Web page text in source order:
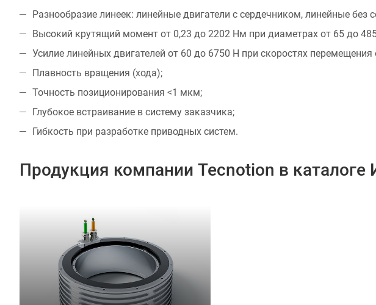
Разнообразие линеек: линейные двигатели с сердечником, линейные
Высокий крутящий момент от 0,23 до 2202 Нм при диаметрах от 65 до
Усилие линейных двигателей от 60 до 6750 Н при скоростях
Плавность вращения (хода);
Точность позиционирования <1 мкм;
Глубокое встраивание в систему заказчика;
Гибкость при разработке приводных систем.
Продукция компании Tecnotion в